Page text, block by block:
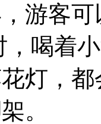
游客
喝着
灯，
。